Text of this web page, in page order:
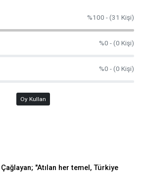
%100 - (31 Kişi)
%0 - (0 Kişi)
%0 - (0 Kişi)
Oy Kullan
Çağlayan; "Atılan her temel, Türkiye